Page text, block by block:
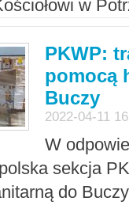
w
PKWP:
pomocą
Buczy
2022-04-11
W
sekcja
do